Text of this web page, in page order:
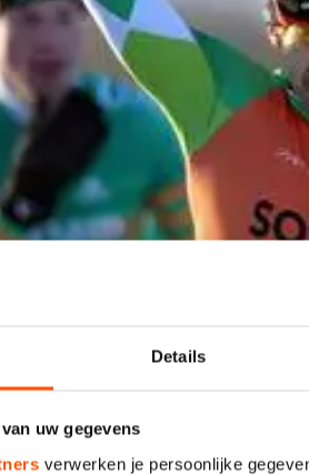
Details
uw gegevens
verwerken je persoonlijke